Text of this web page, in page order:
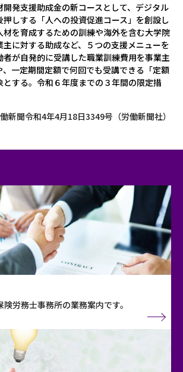
発支援助成金の新コースとして、デジタル
しする「人への投資促進コース」を創設し
材を育成するための訓練や海外を含む大学院
に対する助成など、５つの支援メニューを
者が自発的に受講した職業訓練費用を事業主
一定期間定額で何回でも受講できる「定額
する。令和６年度までの３年間の限定措
新聞令和4年4月18日3349号（労働新聞社）
労務士事務所の業務案内です。